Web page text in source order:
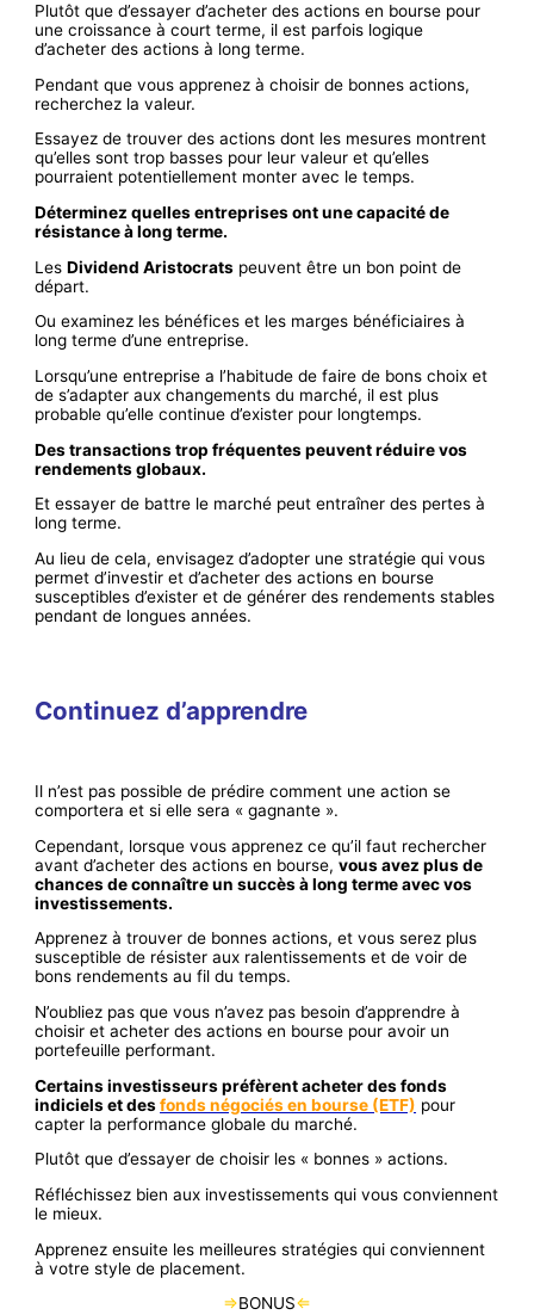
Plutôt que d’essayer d’acheter des actions en bourse pour
une croissance à court terme, il est parfois logique
d’acheter des actions à long terme.
Pendant que vous apprenez à choisir de bonnes actions,
recherchez la valeur.
Essayez de trouver des actions dont les mesures montrent
qu’elles sont trop basses pour leur valeur et qu’elles
pourraient potentiellement monter avec le temps.
Déterminez quelles entreprises ont une capacité de
résistance à long terme.
LesDividend Aristocrats peuvent être un bon point de
départ.
Ou examinez les bénéfices et les marges bénéficiaires à
long terme d’une entreprise.
Lorsqu’une entreprise a l’habitude de faire de bons choix et
de s’adapter aux changements du marché, il est plus
probable qu’elle continue d’exister pour longtemps.
Des transactions trop fréquentes peuvent réduire vos
rendements globaux.
Et essayer de battre le marché peut entraîner des pertes à
long terme.
Au lieu de cela, envisagez d’adopter une stratégie qui vous
permet d’investir et d’acheter des actions en bourse
susceptibles d’exister et de générer des rendements stables
pendant de longues années.
Continuez d’apprendre
Il n’est pas possible de prédire comment une action se
comportera et si elle sera « gagnante ».
Cependant, lorsque vous apprenez ce qu’il faut rechercher
avant d’acheter des actions en bourse,vous avez plus de
chances de connaître un succès à long terme avec vos
investissements.
Apprenez à trouver de bonnes actions, et vous serez plus
susceptible de résister aux ralentissements et de voir de
bons rendements au fil du temps.
N’oubliez pas que vous n’avez pas besoin d’apprendre à
choisir et acheter des actions en bourse pour avoir un
portefeuille performant.
Certains investisseurs préfèrent acheter des fonds
indiciels et desfonds négociés en bourse (ETF) pour
capter la performance globale du marché.
Plutôt que d’essayer de choisir les « bonnes » actions.
Réfléchissez bien aux investissements qui vous conviennent
le mieux.
Apprenez ensuite les meilleures stratégies qui conviennent
à votre style de placement.
⇒BONUS⇐